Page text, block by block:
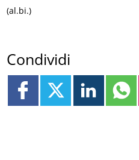
(al.bi.)
Condividi